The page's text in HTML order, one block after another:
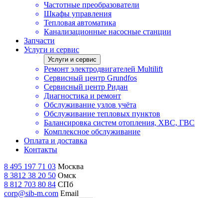
Частотные преобразователи
Шкафы управления
Тепловая автоматика
Канализационные насосные станции
Запчасти
Услуги и сервис
Услуги и сервис
Ремонт электродвигателей Multilift
Сервисный центр Grundfos
Сервисный центр Ридан
Диагностика и ремонт
Обслуживание узлов учёта
Обслуживание тепловых пунктов
Балансировка систем отопления, ХВС, ГВС
Комплексное обслуживание
Оплата и доставка
Контакты
8 495 197 71 03 Москва
8 3812 38 20 50 Омск
8 812 703 80 84 СПб
corp@sib-m.com Email